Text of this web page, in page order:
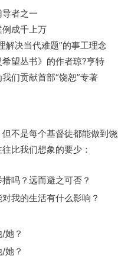
者之一
成千上万
解决当代难题”的事工理念
希望丛书》的作者琼?亨特
们贡献首部“饶恕”专著
不是每个基督徒都能做到
比我们想象的要少：
吗？远而避之可否？
我的生活有什么影响？
她？
她？